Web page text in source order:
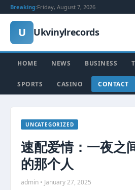
Breaking:Friday, August 7, 2026
U Ukvinylrecords
HOME NEWS BUSINESS
SPORTS CASINO CONTACT
UNCATEGORIZED
速配爱情：一夜之
的那个人
admin • January 27, 2025